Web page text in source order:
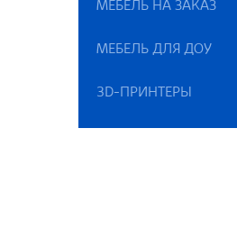
МЕБЕЛЬ НА ЗАКАЗ
МЕБЕЛЬ ДЛЯ ДОУ
3D-ПРИНТЕРЫ